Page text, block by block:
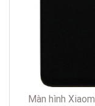
Màn hình